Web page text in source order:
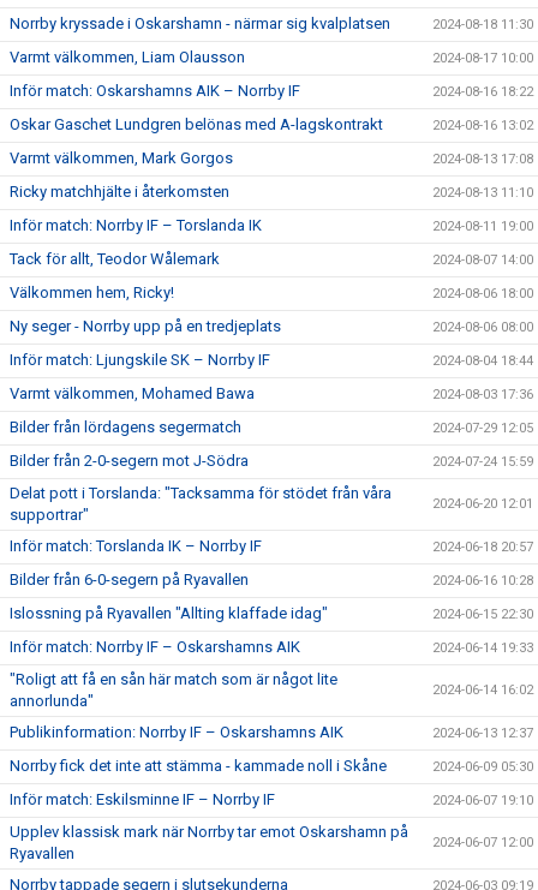
Norrby kryssade i Oskarshamn - närmar sig kvalplatsen 2024-08-18 11:30
Varmt välkommen, Liam Olausson 2024-08-17 10:00
Inför match: Oskarshamns AIK – Norrby IF 2024-08-16 18:22
Oskar Gaschet Lundgren belönas med A-lagskontrakt 2024-08-16 13:02
Varmt välkommen, Mark Gorgos 2024-08-13 17:08
Ricky matchhjälte i återkomsten 2024-08-13 11:10
Inför match: Norrby IF – Torslanda IK 2024-08-11 19:00
Tack för allt, Teodor Wålemark 2024-08-07 14:00
Välkommen hem, Ricky! 2024-08-06 18:00
Ny seger - Norrby upp på en tredjeplats 2024-08-06 08:00
Inför match: Ljungskile SK – Norrby IF 2024-08-04 18:44
Varmt välkommen, Mohamed Bawa 2024-08-03 17:36
Bilder från lördagens segermatch 2024-07-29 12:05
Bilder från 2-0-segern mot J-Södra 2024-07-24 15:59
Delat pott i Torslanda: "Tacksamma för stödet från våra
supportrar"
2024-06-20 12:01
Inför match: Torslanda IK – Norrby IF 2024-06-18 20:57
Bilder från 6-0-segern på Ryavallen 2024-06-16 10:28
Islossning på Ryavallen "Allting klaffade idag" 2024-06-15 22:30
Inför match: Norrby IF – Oskarshamns AIK 2024-06-14 19:33
"Roligt att få en sån här match som är något lite
annorlunda"
2024-06-14 16:02
Publikinformation: Norrby IF – Oskarshamns AIK 2024-06-13 12:37
Norrby fick det inte att stämma - kammade noll i Skåne 2024-06-09 05:30
Inför match: Eskilsminne IF – Norrby IF 2024-06-07 19:10
Upplev klassisk mark när Norrby tar emot Oskarshamn på
Ryavallen
2024-06-07 12:00
Norrby tappade segern i slutsekunderna 2024-06-03 09:19